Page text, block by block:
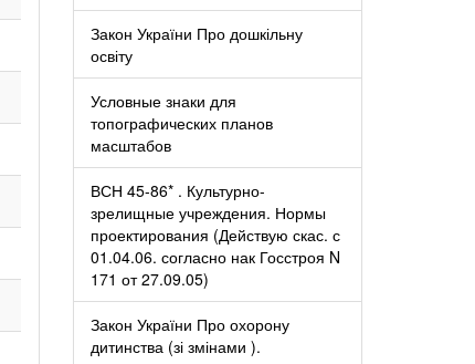
Закон України Про дошкільну
освіту
Условные знаки для
топографических планов
масштабов
ВСН 45-86* . Культурно-
зрелищные учреждения. Нормы
проектирования (Действую скас. с
01.04.06. согласно нак Госстроя N
171 от 27.09.05)
Закон України Про охорону
дитинства (зі змінами ).